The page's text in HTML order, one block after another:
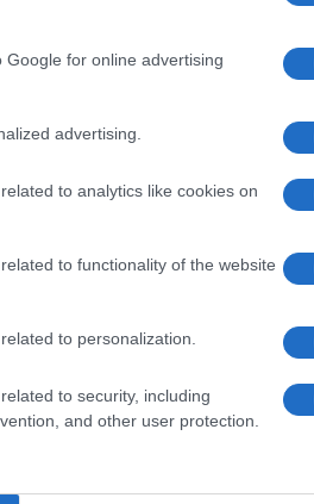
for online advertising
advertising.
to analytics like cookies on
to functionality of the website
to personalization.
to security, including
and other user protection.
|Pubblicità|Segnala